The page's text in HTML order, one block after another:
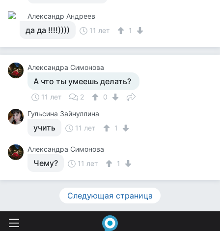
Александр Андреев
да да !!!!)))) 11 лет 1
Александра Симонова
А что ты умеешь делать?
11 лет 2
0
Гульсина Зайнуллина
учить 11 лет 1
Александра Симонова
Чему? 11 лет 1
Следующая страница